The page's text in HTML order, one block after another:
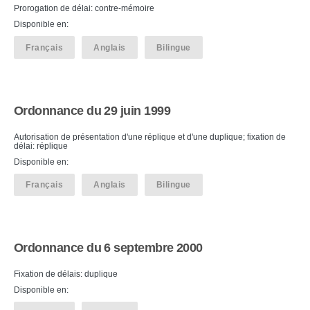
Prorogation de délai: contre-mémoire
Disponible en:
Français Anglais Bilingue
Ordonnance du 29 juin 1999
Autorisation de présentation d'une réplique et d'une duplique; fixation de
délai: réplique
Disponible en:
Français Anglais Bilingue
Ordonnance du 6 septembre 2000
Fixation de délais: duplique
Disponible en: